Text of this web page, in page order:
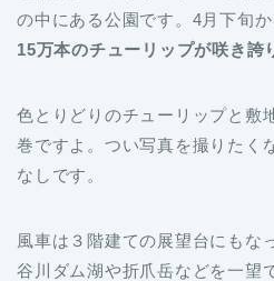
の中にある公園です。4月下旬
15万本のチューリップが咲き誇
色とりどりのチューリップと敷
巻ですよ。つい写真を撮りたく
なしです。
風車は３階建ての展望台にもな
谷川ダム湖や折爪岳などを一望